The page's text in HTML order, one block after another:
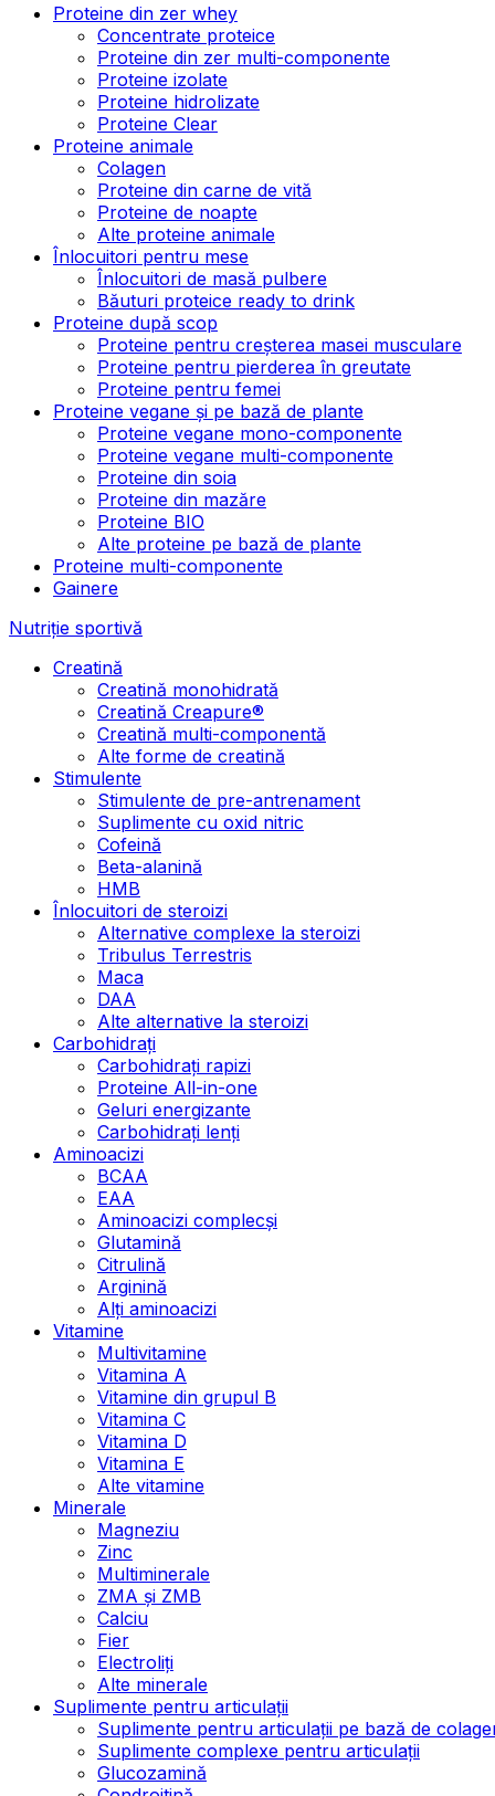
Proteine din zer whey
Concentrate proteice
Proteine din zer multi-componente
Proteine izolate
Proteine hidrolizate
Proteine Clear
Proteine animale
Colagen
Proteine din carne de vită
Proteine de noapte
Alte proteine animale
Înlocuitori pentru mese
Înlocuitori de masă pulbere
Băuturi proteice ready to drink
Proteine după scop
Proteine pentru creșterea masei musculare
Proteine pentru pierderea în greutate
Proteine pentru femei
Proteine vegane și pe bază de plante
Proteine vegane mono-componente
Proteine vegane multi-componente
Proteine din soia
Proteine din mazăre
Proteine BIO
Alte proteine pe bază de plante
Proteine multi-componente
Gainere
Nutriție sportivă
Creatină
Creatină monohidrată
Creatină Creapure®
Creatină multi-componentă
Alte forme de creatină
Stimulente
Stimulente de pre-antrenament
Suplimente cu oxid nitric
Cofeină
Beta-alanină
HMB
Înlocuitori de steroizi
Alternative complexe la steroizi
Tribulus Terrestris
Maca
DAA
Alte alternative la steroizi
Carbohidrați
Carbohidrați rapizi
Proteine All-in-one
Geluri energizante
Carbohidrați lenți
Aminoacizi
BCAA
EAA
Aminoacizi complecși
Glutamină
Citrulină
Arginină
Alți aminoacizi
Vitamine
Multivitamine
Vitamina A
Vitamine din grupul B
Vitamina C
Vitamina D
Vitamina E
Alte vitamine
Minerale
Magneziu
Zinc
Multiminerale
ZMA și ZMB
Calciu
Fier
Electroliți
Alte minerale
Suplimente pentru articulații
Suplimente pentru articulații pe bază de
Suplimente complexe pentru articulații
Glucozamină